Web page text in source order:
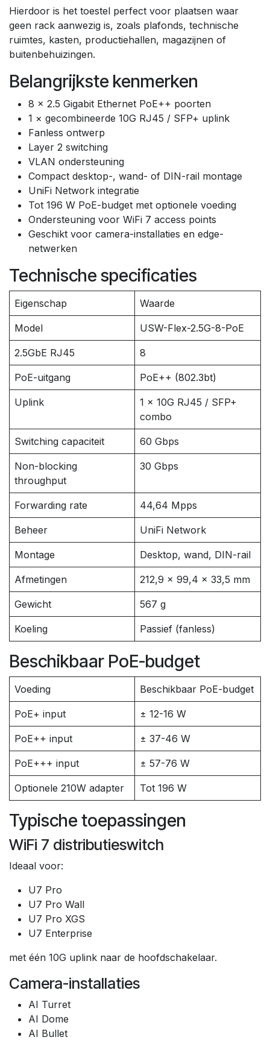
Hierdoor is het toestel perfect voor plaatsen waar
geen rack aanwezig is, zoals plafonds, technische
ruimtes, kasten, productiehallen, magazijnen of
buitenbehuizingen.
Belangrijkste kenmerken
8 × 2.5 Gigabit Ethernet PoE++ poorten
1 × gecombineerde 10G RJ45 / SFP+ uplink
Fanless ontwerp
Layer 2 switching
VLAN ondersteuning
Compact desktop-, wand- of DIN-rail montage
UniFi Network integratie
Tot 196 W PoE-budget met optionele voeding
Ondersteuning voor WiFi 7 access points
Geschikt voor camera-installaties en edge-
netwerken
Technische specificaties
Eigenschap Waarde
Model USW-Flex-2.5G-8-PoE
2.5GbE RJ45 8
PoE-uitgang PoE++ (802.3bt)
Uplink
1 × 10G RJ45 / SFP+
combo
Switching capaciteit 60 Gbps
Non-blocking
throughput
30 Gbps
Forwarding rate 44,64 Mpps
Beheer UniFi Network
Montage Desktop, wand, DIN-rail
Afmetingen 212,9 × 99,4 × 33,5 mm
Gewicht 567 g
Koeling Passief (fanless)
Beschikbaar PoE-budget
Voeding Beschikbaar PoE-budget
PoE+ input ± 12-16 W
PoE++ input ± 37-46 W
PoE+++ input ± 57-76 W
Optionele 210W adapter Tot 196 W
Typische toepassingen
WiFi 7 distributieswitch
Ideaal voor:
U7 Pro
U7 Pro Wall
U7 Pro XGS
U7 Enterprise
met één 10G uplink naar de hoofdschakelaar.
Camera-installaties
AI Turret
AI Dome
AI Bullet